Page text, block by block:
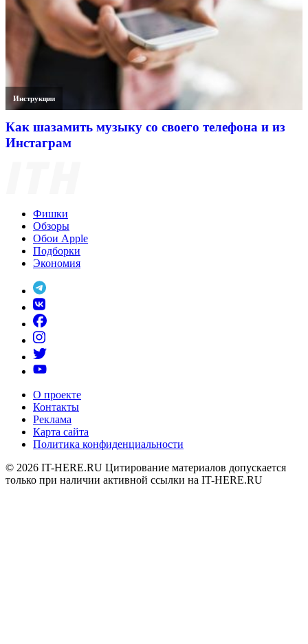
Инструкции
Как шазамить музыку со своего телефона и из
Инстаграм
Фишки
Обзоры
Обои Apple
Подборки
Экономия
О проекте
Контакты
Реклама
Карта сайта
Политика конфиденциальности
© 2026 IT-HERE.RU Цитирование материалов допускается
только при наличии активной ссылки на IT-HERE.RU